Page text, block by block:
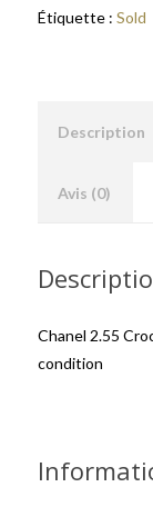
Étiquette : Sold
Description
Avis (0)
Chanel 2.55
condition